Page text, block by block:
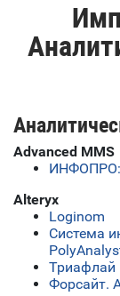
Advanced MMS
ИНФОПРО:
Alteryx
Loginom
Система
Триафлай
Форсайт.